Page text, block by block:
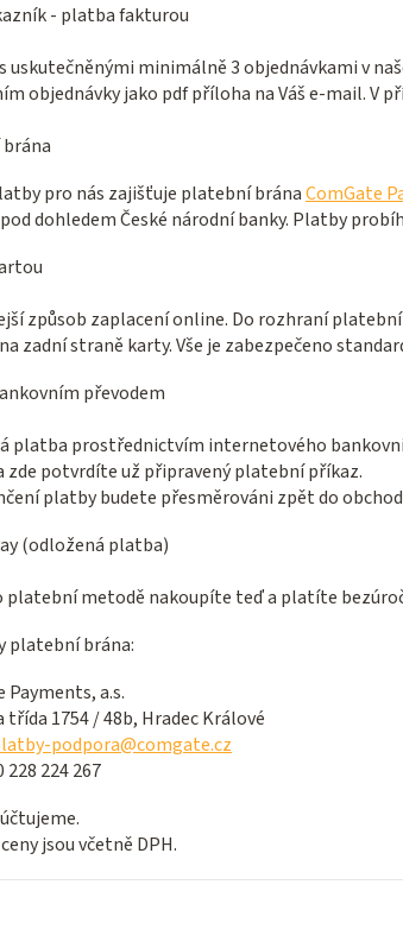
- platba fakturou
s uskutečněnými minimálně 3 objednávkami v
objednávky jako pdf příloha na Váš e-mail. V
pro nás zajišťuje platební bránaComGate
dohledem České národní banky. Platby
způsob zaplacení online. Do rozhraní
zadní straně karty. Vše je zabezpečeno
převodem
platba prostřednictvím internetového
zde potvrdíte už připravený platební příkaz.
platby budete přesměrováni zpět do
(odložená platba)
platební metodě nakoupíte teď a platíte
platební brána:
Payments, a.s.
třída 1754 / 48b, Hradec Králové
podpora@comgate.cz
228 224 267
jsou včetně DPH.